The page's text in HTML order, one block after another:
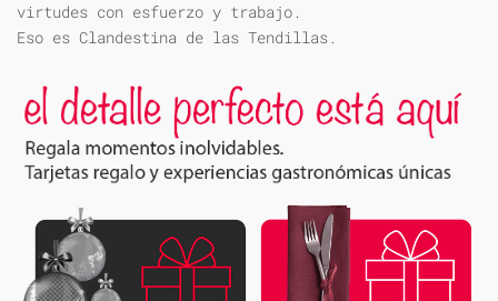
virtudes con esfuerzo y trabajo.
Eso es Clandestina de las Tendillas.